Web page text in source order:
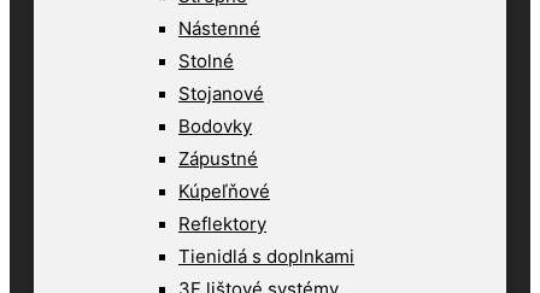
Nástenné
Stolné
Stojanové
Bodovky
Zápustné
Kúpeľňové
Reflektory
Tienidlá s doplnkami